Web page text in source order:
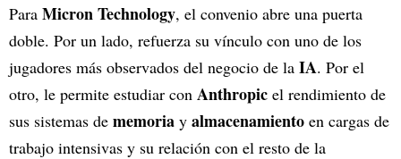
Para Micron Technology, el convenio abre una puerta
doble. Por un lado, refuerza su vínculo con uno de los
jugadores más observados del negocio de la IA. Por el
otro, le permite estudiar con Anthropic el rendimiento de
sus sistemas de memoria y almacenamiento en cargas de
trabajo intensivas y su relación con el resto de la